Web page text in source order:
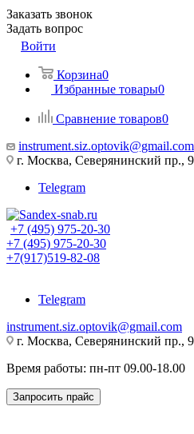
Заказать звонок
Задать вопрос
Войти
Корзина0
Избранные товары0
Сравнение товаров0
instrument.siz.optovik@gmail.com
г. Москва, Северянинский пр.,
Telegram
+7 (495) 975-20-30
+7 (495) 975-20-30
+7(917)519-82-08
Telegram
instrument.siz.optovik@gmail.com
г. Москва, Северянинский пр.,
Время работы: пн-пт 09.00-18.00
Запросить прайс